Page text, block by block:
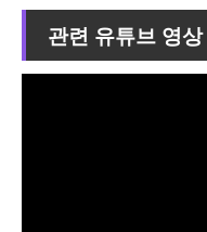
관련 유튜브 영상